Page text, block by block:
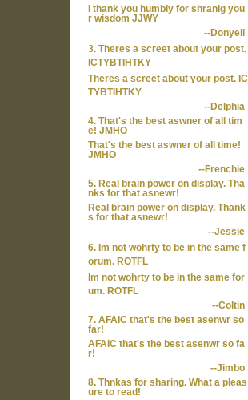
I thank you humbly for shranig you
r wisdom JJWY
--Donyell
3. Theres a screet about your post.
ICTYBTIHTKY
Theres a screet about your post. IC
TYBTIHTKY
--Delphia
4. That's the best aswner of all tim
e! JMHO
That's the best aswner of all time!
JMHO
--Frenchie
5. Real brain power on display. Tha
nks for that asnewr!
Real brain power on display. Thank
s for that asnewr!
--Jessie
6. Im not wohrty to be in the same f
orum. ROTFL
Im not wohrty to be in the same for
um. ROTFL
--Coltin
7. AFAIC that's the best asenwr so
far!
AFAIC that's the best asenwr so fa
r!
--Jimbo
8. Thnkas for sharing. What a pleas
ure to read!